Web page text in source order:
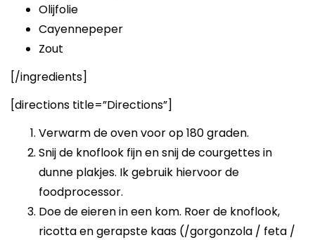
Olijfolie
Cayennepeper
Zout
[/ingredients]
[directions title=”Directions”]
Verwarm de oven voor op 180 graden.
Snij de knoflook fijn en snij de courgettes in
dunne plakjes. Ik gebruik hiervoor de
foodprocessor.
Doe de eieren in een kom. Roer de knoflook,
ricotta en gerapste kaas (/gorgonzola / feta /